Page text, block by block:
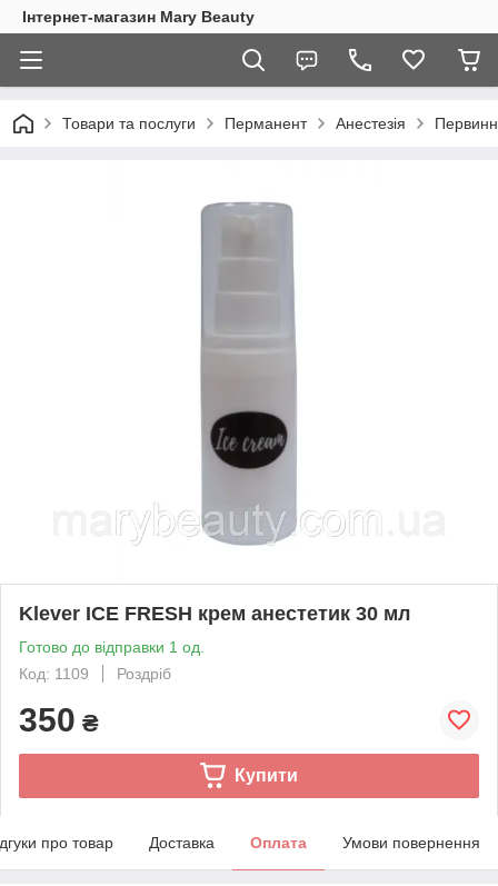
Інтернет-магазин Mary Beauty
Товари та послуги Перманент Анестезія
Klever ICE FRESH крем анестетик 30 мл
Готово до відправки 1 од.
Код: 1109
Роздріб
350 ₴
Купити
про товар Доставка Оплата Умови повернення